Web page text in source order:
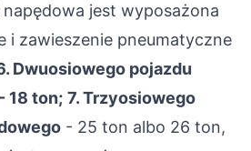
jest wyposażona
i zawieszenie pneumatyczne
Dwuosiowego pojazdu
18 ton; 7. Trzyosiowego
- 25 ton albo 26 ton,